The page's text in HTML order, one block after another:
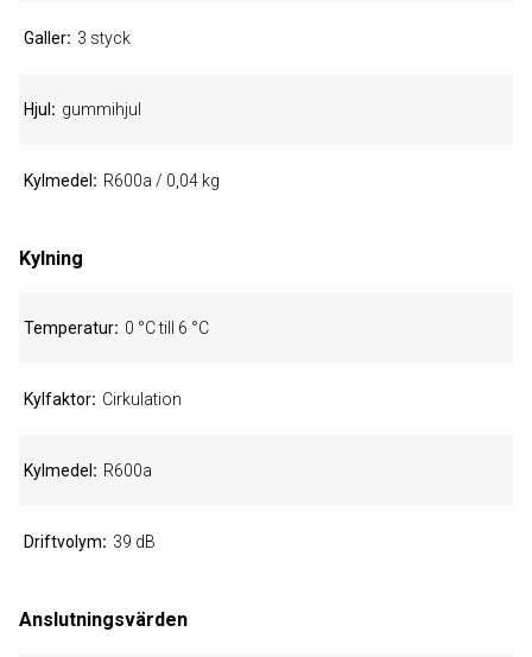
Galler 3 styck
Hjul gummihjul
Kylmedel R600a / 0,04 kg
Kylning
Temperatur 0 °C till 6 °C
Kylfaktor Cirkulation
Kylmedel R600a
Driftvolym 39 dB
Anslutningsvärden